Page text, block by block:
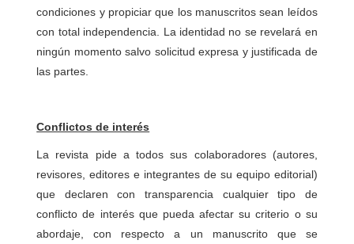
condiciones y propiciar que los manuscritos sean leídos
con total independencia. La identidad no se revelará en
ningún momento salvo solicitud expresa y justificada de
las partes.
Conflictos de interés
La revista pide a todos sus colaboradores (autores,
revisores, editores e integrantes de su equipo editorial)
que declaren con transparencia cualquier tipo de
conflicto de interés que pueda afectar su criterio o su
abordaje, con respecto a un manuscrito que se